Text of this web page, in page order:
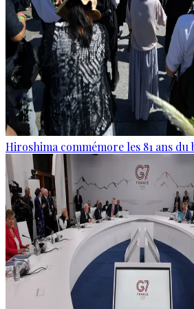
Hiroshima commémore les 81 ans